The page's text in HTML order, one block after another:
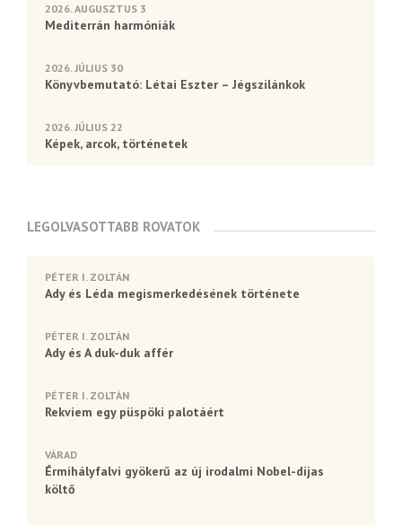
2026. AUGUSZTUS 3
Mediterrán harmóniák
2026. JÚLIUS 30
Könyvbemutató: Létai Eszter – Jégszilánkok
2026. JÚLIUS 22
Képek, arcok, történetek
LEGOLVASOTTABB ROVATOK
PÉTER I. ZOLTÁN
Ady és Léda megismerkedésének története
PÉTER I. ZOLTÁN
Ady és A duk-duk affér
PÉTER I. ZOLTÁN
Rekviem egy püspöki palotáért
VÁRAD
Érmihályfalvi gyökerű az új irodalmi Nobel-díjas
költő